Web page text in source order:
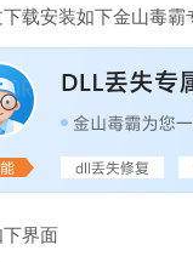
载安装如下金山毒
界面